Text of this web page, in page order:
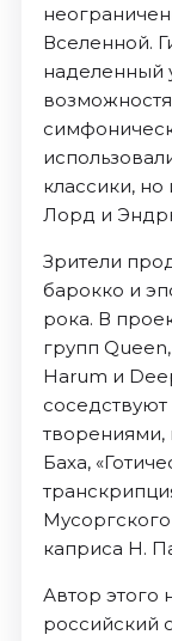
Вселенной.
наделенный
классики,
Лорд и
Зрители
барокко и
рока. В
групп
Harum и
творениями,
Баха,
каприса Н.
Автор этого
российский